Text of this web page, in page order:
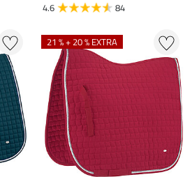
4.6
84
21 % + 20 % EXTRA